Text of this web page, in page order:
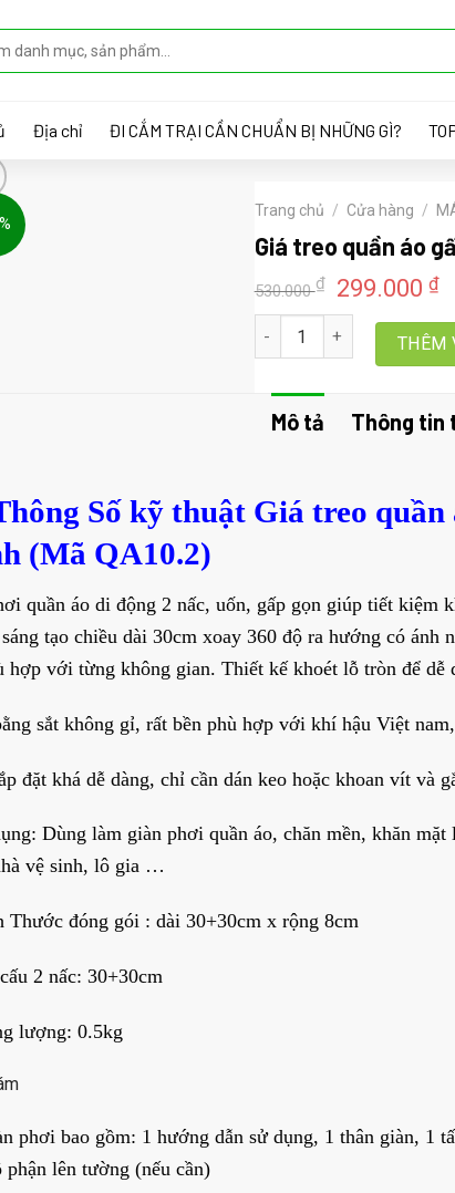
Địa chỉ ĐI CẮM TRẠI CẦN CHUẨN BỊ NHỮNG GÌ?
Trang chủ / Cửa hàng /
Giá treo quần áo
530.000₫
Giá
gốc
là:
530.000
299.000₫
Giá treo quần áo gấp gọn
THÊM
Mô tả Thông tin
Số kỹ thuật Giá treo quần
(Mã QA10.2)
quần áo di động 2 nấc, uốn, gấp gọn giúp tiết kiệm
tạo chiều dài 30cm xoay 360 độ ra hướng có ánh
hợp với từng không gian. Thiết kế khoét lỗ tròn để dễ
sắt không gỉ, rất bền phù hợp với khí hậu Việt
đặt khá dễ dàng, chỉ cần dán keo hoặc khoan vít và
Dùng làm giàn phơi quần áo, chăn mền, khăn
vệ sinh, lô gia …
Thước đóng gói : dài 30+30cm x rộng 8cm
2 nấc: 30+30cm
lượng: 0.5kg
phơi bao gồm: 1 hướng dẫn sử dụng, 1 thân giàn, 1
phận lên tường (nếu cần)